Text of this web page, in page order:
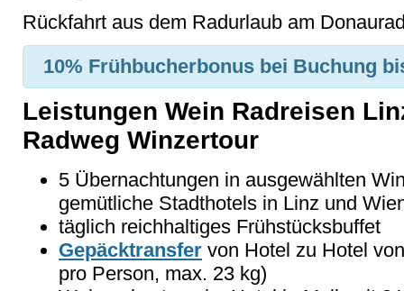
Rückfahrt aus dem Radurlaub am
10% Frühbucherbonus bei Buchung
Leistungen Wein Radreisen
Radweg Winzertour
5 Übernachtungen in ausgewählten
gemütliche Stadthotels in Linz und
täglich reichhaltiges Frühstücksbuffet
Gepäcktransfer von Hotel zu Hotel
pro Person, max. 23 kg)